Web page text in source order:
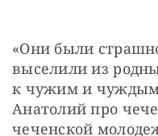
«Они были
выселили из
к чужим и
Анатолий про
чеченской